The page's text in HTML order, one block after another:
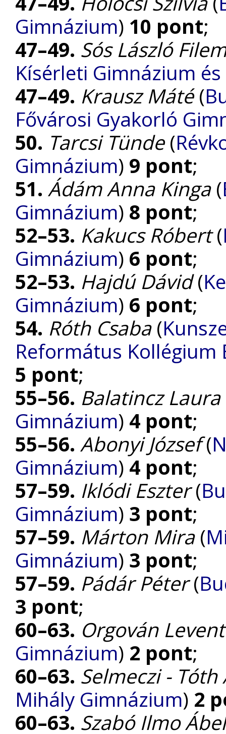
Gimnázium) 10 pont;
47–49. Sós László
Kísérleti Gimnázium
47–49. Krausz Máté(
Fővárosi Gyakorló
50. Tarcsi Tünde(
Gimnázium) 9 pont;
51. Ádám Anna Kinga(
Gimnázium) 8 pont;
52–53. Kakucs Róbert(
Gimnázium) 6 pont;
52–53. Hajdú Dávid(
Gimnázium) 6 pont;
54. Róth Csaba(
Református Kollégium
5 pont;
55–56. Balatincz Laura
Gimnázium) 4 pont;
55–56. Abonyi József(
Gimnázium) 4 pont;
57–59. Iklódi Eszter(
Gimnázium) 3 pont;
57–59. Márton Mira(
Gimnázium) 3 pont;
57–59. Pádár Péter(
3 pont;
60–63. Orgován
Gimnázium) 2 pont;
60–63. Selmeczi - Tóth
Mihály Gimnázium) 2
60–63. Szabó Ilmo Ábel